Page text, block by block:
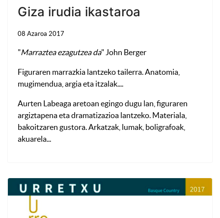
Giza irudia ikastaroa
08 Azaroa 2017
"Marraztea ezagutzea da" John Berger
Figuraren marrazkia lantzeko tailerra. Anatomia,
mugimendua, argia eta itzalak....
Aurten Labeaga aretoan egingo dugu lan, figuraren
argiztapena eta dramatizazioa lantzeko. Materiala,
bakoitzaren gustora. Arkatzak, lumak, boligrafoak,
akuarela...